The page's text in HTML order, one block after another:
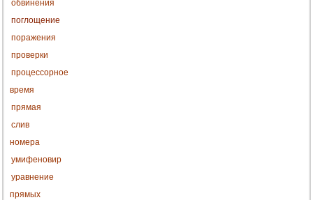
обвинения
поглощение
поражения
проверки
процессорное
время
прямая
слив
номера
умифеновир
уравнение
прямых